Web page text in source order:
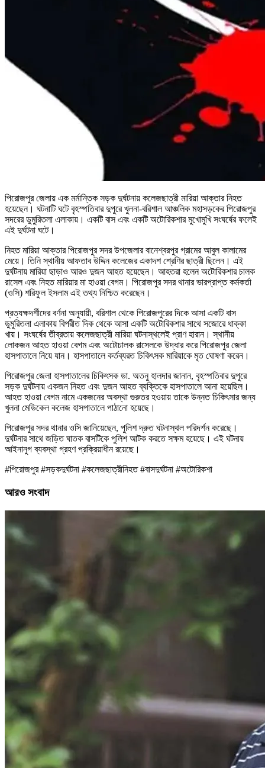
পিরোজপুর জেলায় এক মর্মান্তিক সড়ক দুর্ঘটনায় কলেজছাত্রী মারিয়া আক্তার নিহত
হয়েছেন। ঘটনাটি ঘটে বৃহস্পতিবার দুপুরে খুলনা-বরিশাল আঞ্চলিক মহাসড়কের পিরোজপুর
সদরের ডুমুরিতলা এলাকায়। একটি বাস এবং একটি অটোরিকশার মুখোমুখি সংঘর্ষের ফলেই
এই দুর্ঘটনা ঘটে।
নিহত মারিয়া আক্তার পিরোজপুর সদর উপজেলার বানেশ্বরপুর গ্রামের আবুল কালামের
মেয়ে। তিনি স্থানীয় আফতাব উদ্দিন কলেজের একাদশ শ্রেণির ছাত্রী ছিলেন। এই
দুর্ঘটনায় মারিয়া ছাড়াও আরও দুজন আহত হয়েছেন। আহতরা হলেন অটোরিকশার চালক
রাসেল এবং নিহত মারিয়ার মা হাওয়া বেগম। পিরোজপুর সদর থানার ভারপ্রাপ্ত কর্মকর্তা
(ওসি) শরিফুল ইসলাম এই তথ্য নিশ্চিত করেছেন।
প্রত্যক্ষদর্শীদের বর্ণনা অনুযায়ী, বরিশাল থেকে পিরোজপুরের দিকে আসা একটি বাস
ডুমুরিতলা এলাকায় বিপরীত দিক থেকে আসা একটি অটোরিকশার সাথে সজোরে ধাক্কা
খায়। সংঘর্ষের তীব্রতায় কলেজছাত্রী মারিয়া ঘটনাস্থলেই প্রাণ হারান। স্থানীয়
লোকজন আহত হাওয়া বেগম এবং অটোচালক রাসেলকে উদ্ধার করে পিরোজপুর জেলা
হাসপাতালে নিয়ে যান। হাসপাতালে কর্তব্যরত চিকিৎসক মারিয়াকে মৃত ঘোষণা করেন।
পিরোজপুর জেলা হাসপাতালের চিকিৎসক ডা. অতনু হালদার জানান, বৃহস্পতিবার দুপুরে
সড়ক দুর্ঘটনায় একজন নিহত এবং দুজন আহত ব্যক্তিকে হাসপাতালে আনা হয়েছিল।
আহত হাওয়া বেগম নামে একজনের অবস্থা গুরুতর হওয়ায় তাকে উন্নত চিকিৎসার জন্য
খুলনা মেডিকেল কলেজ হাসপাতালে পাঠানো হয়েছে।
পিরোজপুর সদর থানার ওসি জানিয়েছেন, পুলিশ দ্রুত ঘটনাস্থল পরিদর্শন করেছে।
দুর্ঘটনার সাথে জড়িত ঘাতক বাসটিকে পুলিশ আটক করতে সক্ষম হয়েছে। এই ঘটনায়
আইনানুগ ব্যবস্থা গ্রহণ প্রক্রিয়াধীন রয়েছে।
#পিরোজপুর #সড়কদুর্ঘটনা #কলেজছাত্রীনিহত #বাসদুর্ঘটনা #অটোরিকশা
আরও সংবাদ